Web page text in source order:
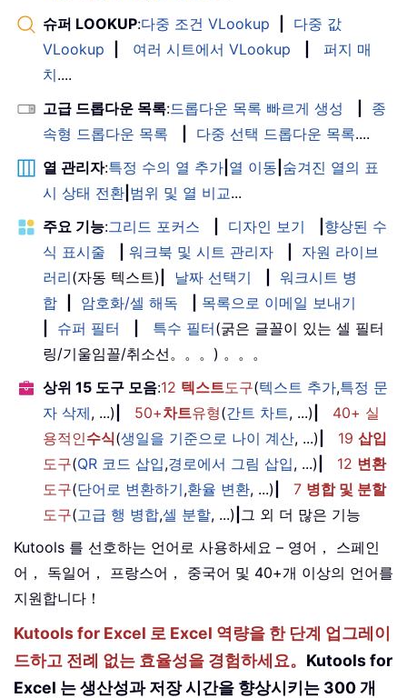
슈퍼 LOOKUP:다중 조건 VLookup
다중 값
VLookup
여러 시트에서 VLookup
퍼지 매
치....
고급 드롭다운 목록:드롭다운 목록 빠르게 생성
종
속형 드롭다운 목록
다중 선택 드롭다운 목록....
열 관리자:특정 수의 열 추가 열 이동 숨겨진 열의 표
시 상태 전환 범위 및 열 비교...
주요 기능:그리드 포커스 디자인 보기
향상된 수
식 표시줄
워크북 및 시트 관리자
자원 라이브
러리(자동 텍스트) 날짜 선택기
워크시트 병
합
암호화/셀 해독
목록으로 이메일 보내기
슈퍼 필터 특수 필터(굵은 글꼴이 있는 셀 필터
링/기울임꼴/취소선。。。) 。。。
상위 15 도구 모음:12 텍스트도구(텍스트 추가,특정 문
자 삭제, ...) 50+차트유형(간트 차트, ...)
40+ 실
용적인수식(생일을 기준으로 나이 계산, ...) 19 삽입
도구(QR 코드 삽입,경로에서 그림 삽입, ...) 12 변환
도구(단어로 변환하기,환율 변환, ...) 7 병합 및 분할
도구(고급 행 병합,셀 분할, ...) 그 외 더 많은 기능
Kutools 를 선호하는 언어로 사용하세요 – 영어， 스페인
어， 독일어， 프랑스어， 중국어 및 40+개 이상의 언어를
지원합니다！
Kutools for Excel 로 Excel 역량을 한 단계 업그레이
드하고 전례 없는 효율성을 경험하세요。 Kutools for
Excel 는 생산성과 저장 시간을 향상시키는 300 개